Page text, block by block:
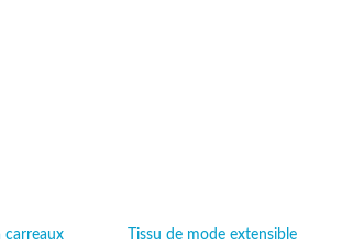
carreaux
Tissu de mode extensible